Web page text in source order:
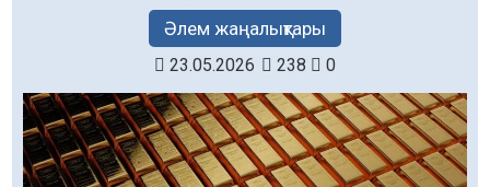
Әлем жаңалықтары
23.05.2026 238 0